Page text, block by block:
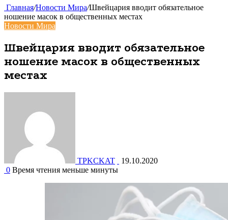
Главная/Новости Мира/Швейцария вводит обязательное
ношение масок в общественных местах
Новости Мира
Швейцария вводит обязательное
ношение масок в общественных
местах
TPKCKAT
19.10.2020
0 Время чтения меньше минуты